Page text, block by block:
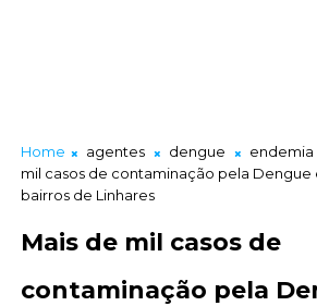
Home agentes dengue endemia
mil casos de contaminação pela Dengue
bairros de Linhares
Mais de mil casos de
contaminação pela